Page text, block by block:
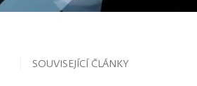
SOUVISEJÍCÍ ČLÁNKY